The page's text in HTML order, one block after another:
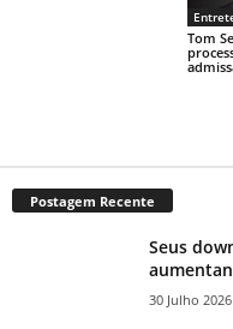
Tom
Postagem Recente
Seus
30 Julho 2026